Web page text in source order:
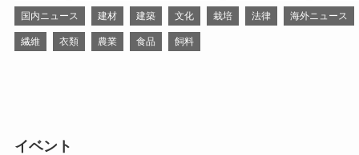
国内ニュース 建材 建築 文化 栽培 法律 海外ニュース
繊維 衣類 農業 食品 飼料
イベント